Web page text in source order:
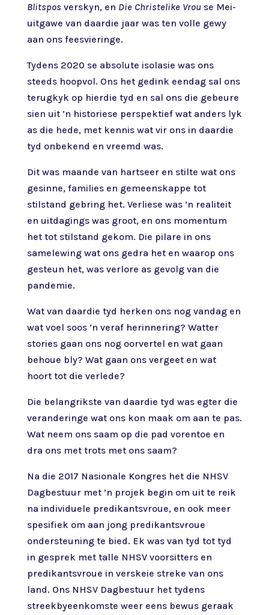
Blitspos verskyn, en Die Christelike Vrouse Mei-
uitgawe van daardie jaar was ten volle gewy
aan ons feesvieringe.
Tydens 2020 se absolute isolasie was ons
steeds hoopvol. Ons het gedink eendag sal ons
terugkyk op hierdie tyd en sal ons die gebeure
sien uit ’n historiese perspektief wat anders lyk
as die hede, met kennis wat vir ons in daardie
tyd onbekend en vreemd was.
Dit was maande van hartseer en stilte wat ons
gesinne, families en gemeenskappe tot
stilstand gebring het. Verliese was ’n realiteit
en uitdagings was groot, en ons momentum
het tot stilstand gekom. Die pilare in ons
samelewing wat ons gedra het en waarop ons
gesteun het, was verlore as gevolg van die
pandemie.
Wat van daardie tyd herken ons nog vandag en
wat voel soos ’n veraf herinnering? Watter
stories gaan ons nog oorvertel en wat gaan
behoue bly? Wat gaan ons vergeet en wat
hoort tot die verlede?
Die belangrikste van daardie tyd was egter die
veranderinge wat ons kon maak om aan te pas.
Wat neem ons saam op die pad vorentoe en
dra ons met trots met ons saam?
Na die 2017 Nasionale Kongres het die NHSV
Dagbestuur met ’n projek begin om uit te reik
na individuele predikantsvroue, en ook meer
spesifiek om aan jong predikantsvroue
ondersteuning te bied. Ek was van tyd tot tyd
in gesprek met talle NHSV voorsitters en
predikantsvroue in verskeie streke van ons
land. Ons NHSV Dagbestuur het tydens
streekbyeenkomste weer eens bewus geraak